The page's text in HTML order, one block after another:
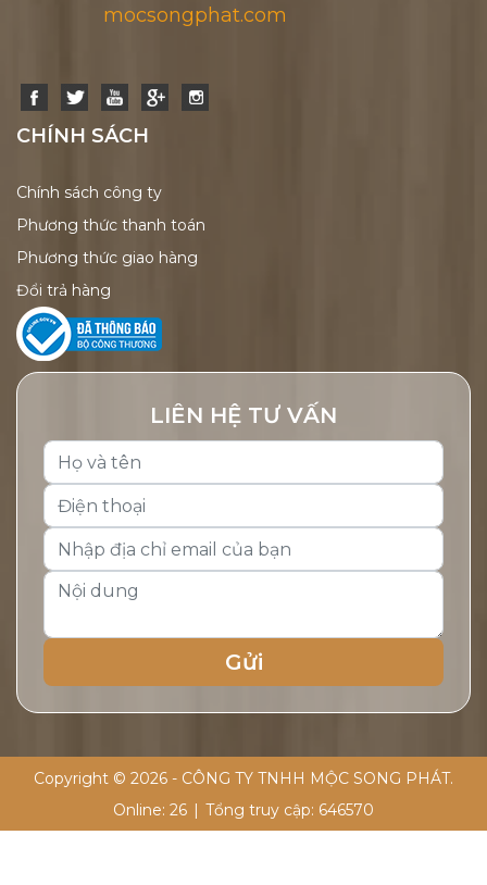
mocsongphat.com
CHÍNH SÁCH
Chính sách công ty
Phương thức thanh toán
Phương thức giao hàng
Đổi trả hàng
LIÊN HỆ TƯ VẤN
Copyright © 2026 - CÔNG TY TNHH MỘC SONG PHÁT.
Online: 26 Tổng truy cập: 646570